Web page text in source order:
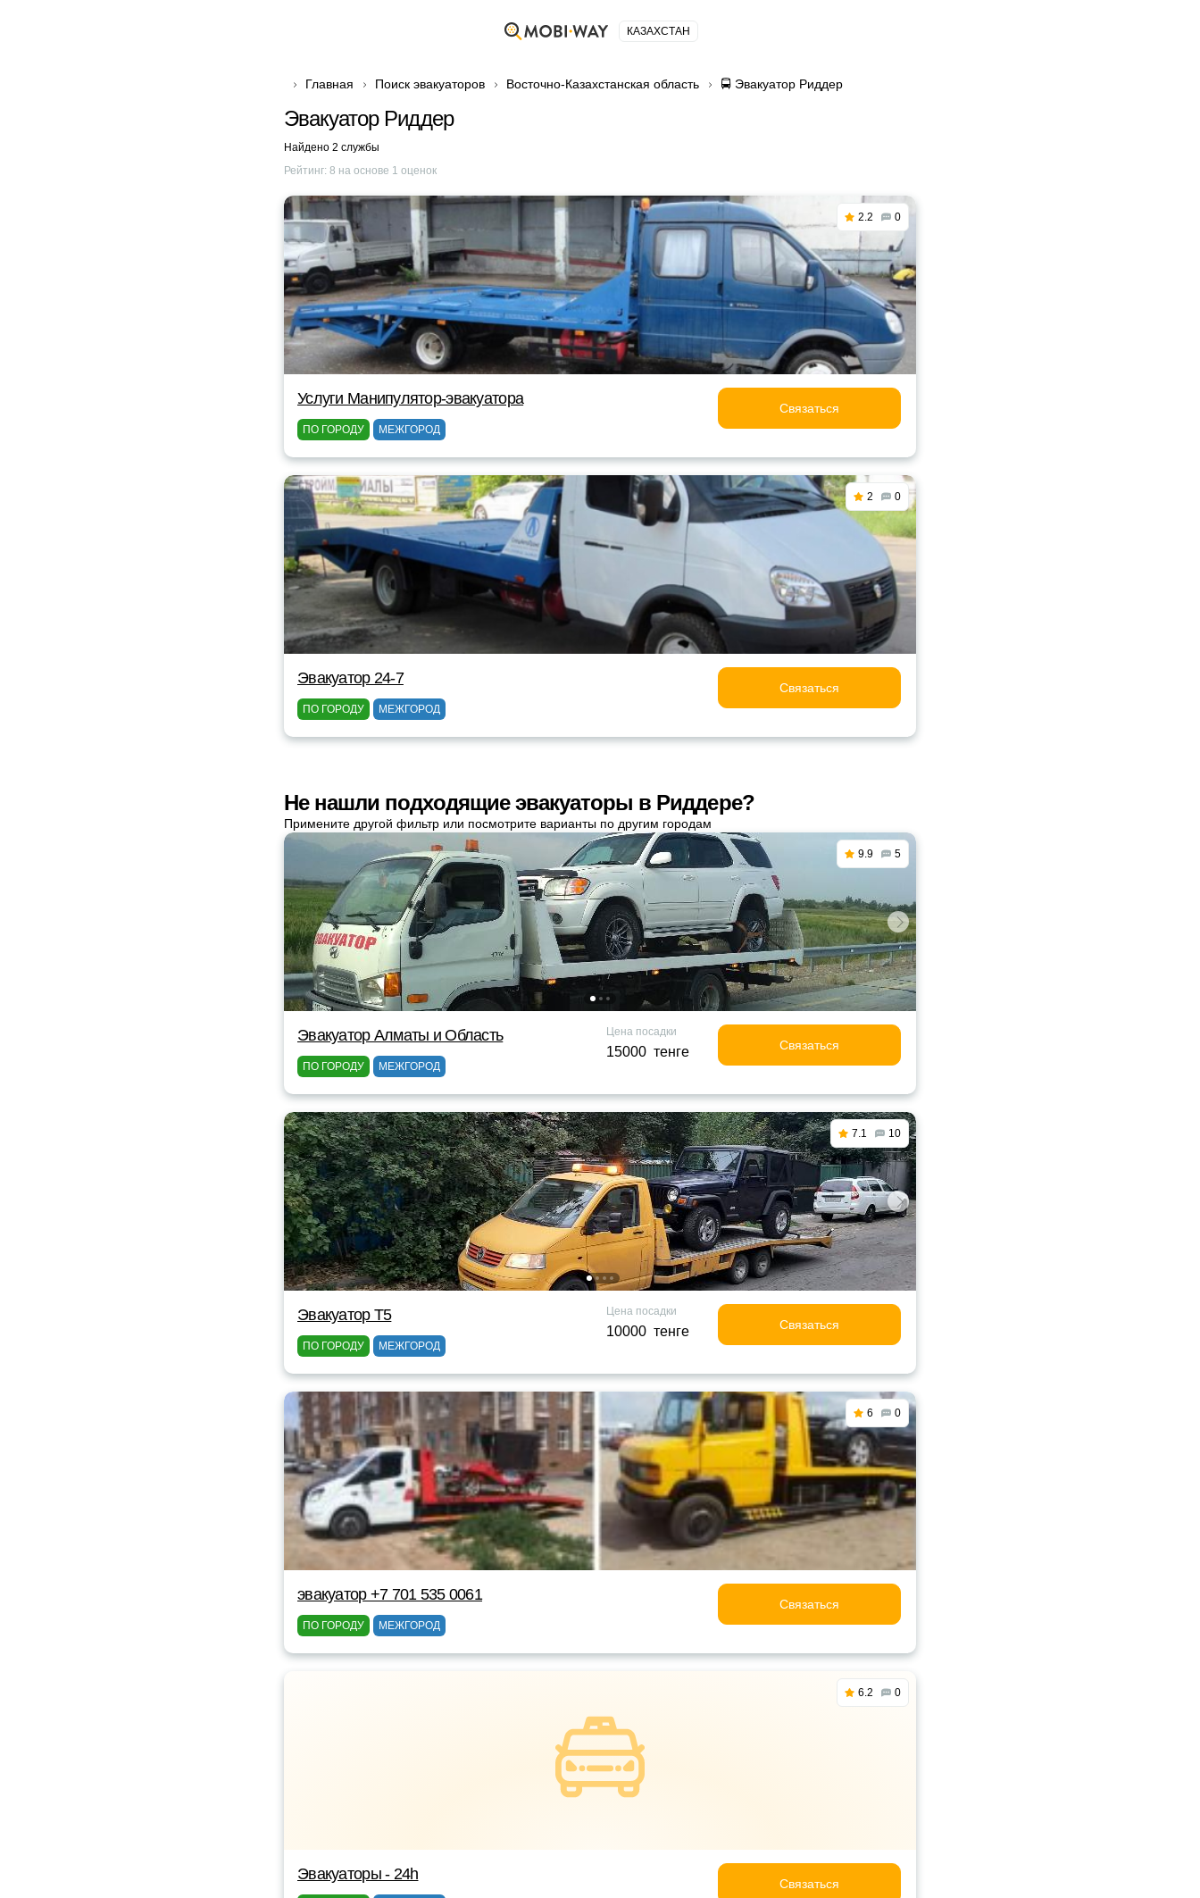
КАЗАХСТАН
Главная Поиск эвакуаторов Восточно-Казахстанская область 🚍 Эвакуатор Риддер
Эвакуатор Риддер
Найдено 2 службы
Рейтинг: 8 на основе 1 оценок
2.2 0
Услуги Манипулятор-эвакуатора
ПО ГОРОДУ МЕЖГОРОД
Связаться
2 0
Эвакуатор 24-7
ПО ГОРОДУ МЕЖГОРОД
Связаться
Не нашли подходящие эвакуаторы в Риддере?
Примените другой фильтр или посмотрите варианты по другим городам
9.9 5
Эвакуатор Алматы и Область
ПО ГОРОДУ МЕЖГОРОД
Цена посадки
15000 тенге Связаться
7.1 10
Эвакуатор Т5
ПО ГОРОДУ МЕЖГОРОД
Цена посадки
10000 тенге Связаться
6 0
эвакуатор +7 701 535 0061
ПО ГОРОДУ МЕЖГОРОД
Связаться
6.2 0
Эвакуаторы - 24h
Связаться